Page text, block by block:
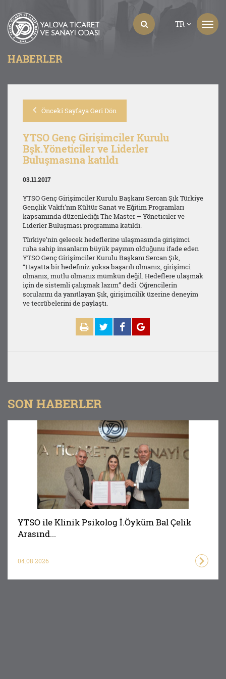
TR
HABERLER
Önceki Sayfaya Geri Dön
YTSO Genç Girişimciler Kurulu
Bşk.Yöneticiler ve Liderler
Buluşmasına katıldı
03.11.2017
YTSO Genç Girişimciler Kurulu Başkanı Sercan Şık Türkiye
Gençlik Vakfı’nın Kültür Sanat ve Eğitim Programları
kapsamında düzenlediği The Master – Yöneticiler ve
Liderler Buluşması programına katıldı.
Türkiye’nin gelecek hedeflerine ulaşmasında girişimci
ruha sahip insanların büyük payının olduğunu ifade eden
YTSO Genç Girişimciler Kurulu Başkanı Sercan Şık,
“Hayatta bir hedefiniz yoksa başarılı olmanız, girişimci
olmanız, mutlu olmanız mümkün değil. Hedeflere ulaşmak
için de sistemli çalışmak lazım” dedi. Öğrencilerin
sorularını da yanıtlayan Şık, girişimcilik üzerine deneyim
ve tecrübelerini de paylaştı.
SON HABERLER
YTSO ile Klinik Psikolog İ.Öyküm Bal Çelik
Arasınd...
04.08.2026